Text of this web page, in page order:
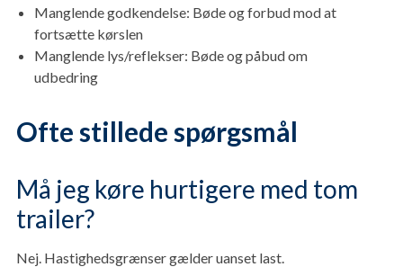
Manglende godkendelse: Bøde og forbud mod at
fortsætte kørslen
Manglende lys/reflekser: Bøde og påbud om
udbedring
Ofte stillede spørgsmål
Må jeg køre hurtigere med tom
trailer?
Nej. Hastighedsgrænser gælder uanset last.